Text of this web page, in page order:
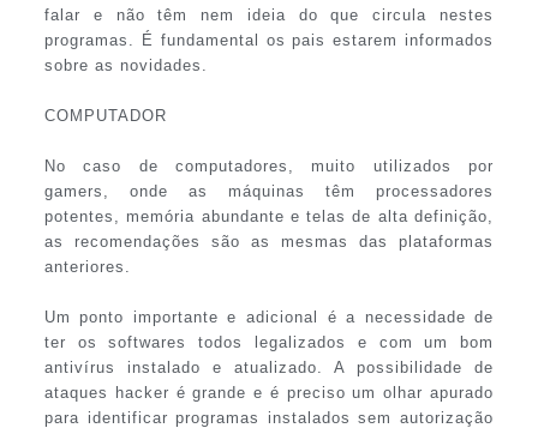
falar e não têm nem ideia do que circula nestes
programas. É fundamental os pais estarem informados
sobre as novidades.
COMPUTADOR
No caso de computadores, muito utilizados por
gamers, onde as máquinas têm processadores
potentes, memória abundante e telas de alta definição,
as recomendações são as mesmas das plataformas
anteriores.
Um ponto importante e adicional é a necessidade de
ter os softwares todos legalizados e com um bom
antivírus instalado e atualizado. A possibilidade de
ataques hacker é grande e é preciso um olhar apurado
para identificar programas instalados sem autorização